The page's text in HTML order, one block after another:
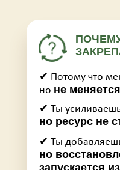
✔ Ты
но ресурс не
✔ Ты
но
запускается
✔ Потому что
но не